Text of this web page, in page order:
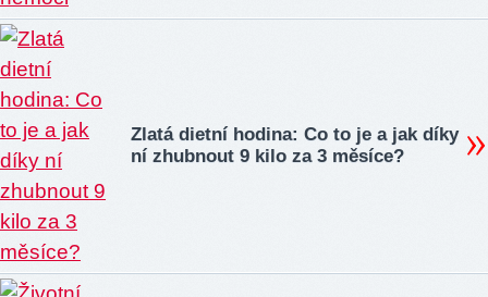
Zlatá dietní hodina: Co to je a jak díky
ní zhubnout 9 kilo za 3 měsíce?